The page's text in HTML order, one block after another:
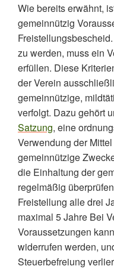
Wie bereits erwähnt,
gemeinnützig
zu werden, muss ein
erfüllen. Diese
der Verein
gemeinnützige,
verfolgt. Dazu gehört
Satzung, eine
Verwendung der
gemeinnützige
die Einhaltung der
regelmäßig
Freistellung alle drei
maximal 5 Jahre Bei
Voraussetzungen
widerrufen werden,
Steuerbefreiung